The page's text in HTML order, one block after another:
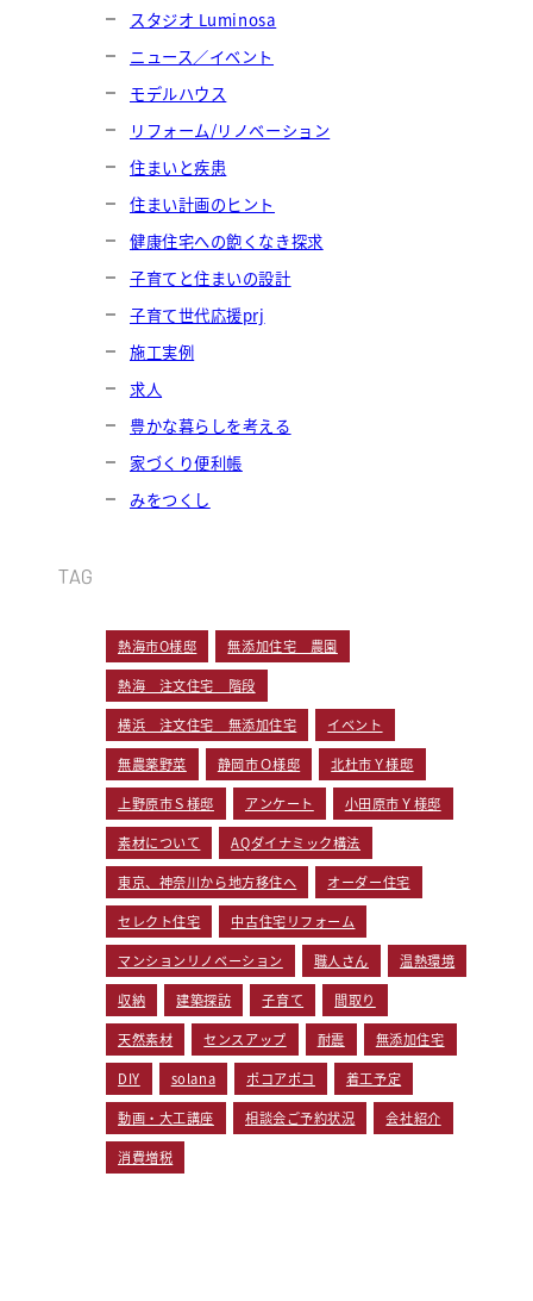
スタジオ Luminosa
ニュース／イベント
モデルハウス
リフォーム/リノベーション
住まいと疾患
住まい計画のヒント
健康住宅への飽くなき探求
子育てと住まいの設計
子育て世代応援prj
施工実例
求人
豊かな暮らしを考える
家づくり便利帳
みをつくし
TAG
熱海市O様邸 無添加住宅 農園
熱海 注文住宅 階段
横浜 注文住宅 無添加住宅 イベント
無農薬野菜 静岡市Ｏ様邸 北杜市Ｙ様邸
上野原市Ｓ様邸 アンケート 小田原市Ｙ様邸
素材について AQダイナミック構法
東京、神奈川から地方移住へ オーダー住宅
セレクト住宅 中古住宅リフォーム
マンションリノベーション 職人さん 温熱環境
収納 建築探訪 子育て 間取り
天然素材 センスアップ 耐震 無添加住宅
DIY solana ポコアポコ 着工予定
動画・大工講座 相談会ご予約状況 会社紹介
消費増税